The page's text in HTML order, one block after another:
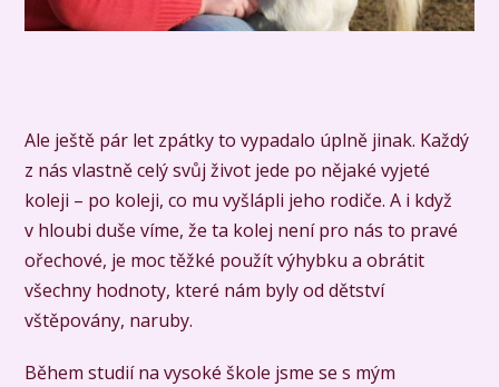
Ale ještě pár let zpátky to vypadalo úplně jinak. Každý
z nás vlastně celý svůj život jede po nějaké vyjeté
koleji – po koleji, co mu vyšlápli jeho rodiče. A i když
v hloubi duše víme, že ta kolej není pro nás to pravé
ořechové, je moc těžké použít výhybku a obrátit
všechny hodnoty, které nám byly od dětství
vštěpovány, naruby.
Během studií na vysoké škole jsme se s mým